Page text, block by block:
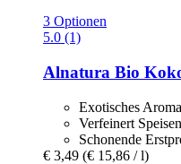
3 Optionen
5.0 (1)
Alnatura Bio
Exotisches
Verfeinert
Schonende
€ 3,49 (€ 15,86 / l)